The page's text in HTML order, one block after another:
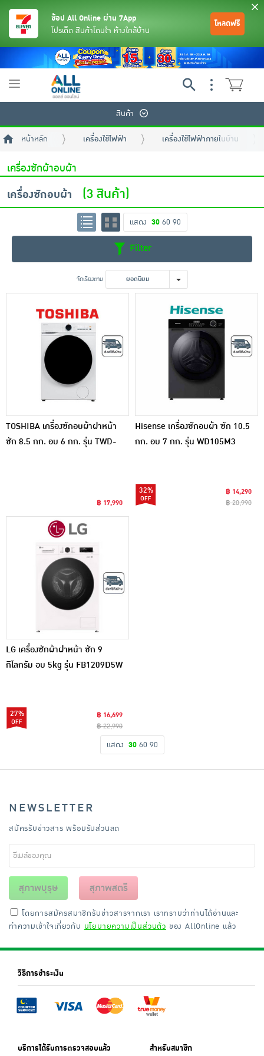
เครื่องปรุงรสและของแห้ง
อาหารสด ผัก ผลไม้และเบเกอรี่
ช้อป All Online ผ่าน 7App
โปรเด็ด สินค้าโดนใจ ห้างใกล้บ้าน
โหลดฟรี
Toggle
สินค้า
หน้าหลัก เครื่องใช้ไฟฟ้า เครื่องใช้ไฟฟ้าภายในบ้าน
เครื่องซักผ้าอบผ้า
เครื่องซักอบผ้า (3 สินค้า)
แสดง 30 60 90
Filter
จัดเรียงตาม ยอดนิยม
TOSHIBA เครื่องซักอบผ้าฝาหน้า
ซัก 8.5 กก. อบ 6 กก. รุ่น TWD-
฿ 17,990
Hisense เครื่องซักอบผ้า ซัก 10.5
กก. อบ 7 กก. รุ่น WD105M3
32%
฿ 14,290
฿ 20,990
LG เครื่องซักผ้าฝาหน้า ซัก 9
กิโลกรัม อบ 5kg รุ่น FB1209D5W
27%
฿ 16,699
฿ 22,990
แสดง 30 60 90
NEWSLETTER
สมัครรับข่าวสาร พร้อมรับส่วนลด
สุภาพบุรุษ สุภาพสตรี
โดยการสมัครสมาชิกรับข่าวสารจากเรา เราทราบว่าท่านได้อ่านและ
ทำความเข้าใจเกี่ยวกับ นโยบายความเป็นส่วนตัว ของ AllOnline แล้ว
วิธีการชำระเงิน
บริการได้รับการตรวจสอบแล้ว สำหรับสมาชิก